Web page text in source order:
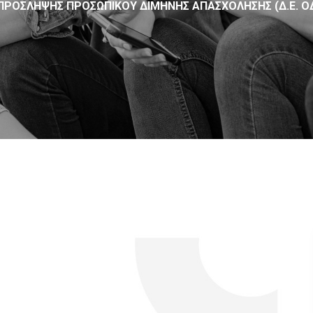
ΠΡΟΣΩΠΙΚΟΎ ΔΊΜΗΝΗΣ ΑΠΑΣΧΌΛΗΣΗΣ (Δ.Ε.